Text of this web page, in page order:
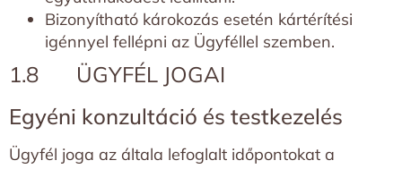
Bizonyítható károkozás esetén kártérítési
igénnyel fellépni az Ügyféllel szemben.
1.8 ÜGYFÉL JOGAI
Egyéni konzultáció és testkezelés
Ügyfél joga az általa lefoglalt időpontokat a